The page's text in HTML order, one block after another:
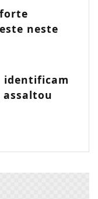
neste
identificam
assaltou